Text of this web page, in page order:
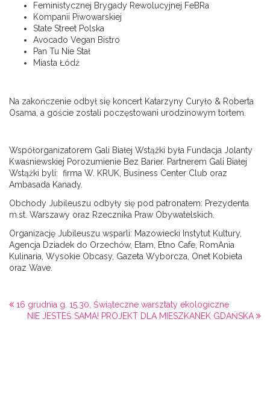
Feministycznej Brygady Rewolucyjnej FeBRa
Kompanii Piwowarskiej
State Street Polska
Avocado Vegan Bistro
Pan Tu Nie Stał
Miasta Łódź
Na zakończenie odbył się koncert Katarzyny Curyło & Roberta
Osama, a goście zostali poczęstowani urodzinowym tortem.
Współorganizatorem Gali Białej Wstążki była Fundacja Jolanty
Kwaśniewskiej Porozumienie Bez Barier. Partnerem Gali Białej
Wstążki byli: firma W. KRUK, Business Center Club oraz
Ambasada Kanady.
Obchody Jubileuszu odbyły się pod patronatem: Prezydenta
m.st. Warszawy oraz Rzecznika Praw Obywatelskich.
Organizację Jubileuszu wsparli: Mazowiecki Instytut Kultury,
Agencja Dziadek do Orzechów, Etam, Etno Cafe, RomAnia
Kulinaria, Wysokie Obcasy, Gazeta Wyborcza, Onet Kobieta
oraz Wave.
16 grudnia g. 15.30, Świąteczne warsztaty ekologiczne
NIE JESTEŚ SAMA! PROJEKT DLA MIESZKANEK GDAŃSKA